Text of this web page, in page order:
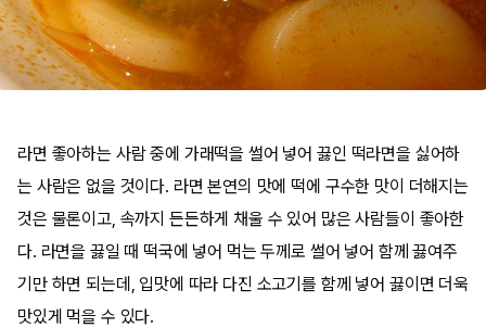
라면 좋아하는 사람 중에 가래떡을 썰어 넣어 끓인 떡라면을 싫어하
는 사람은 없을 것이다. 라면 본연의 맛에 떡에 구수한 맛이 더해지는
것은 물론이고, 속까지 든든하게 채울 수 있어 많은 사람들이 좋아한
다. 라면을 끓일 때 떡국에 넣어 먹는 두께로 썰어 넣어 함께 끓여주
기만 하면 되는데, 입맛에 따라 다진 소고기를 함께 넣어 끓이면 더욱
맛있게 먹을 수 있다.